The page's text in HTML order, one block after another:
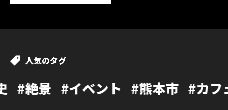
人気のタグ
ベント #熊本市 #カフェ #温泉 #